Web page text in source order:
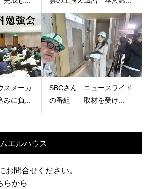
スメーカ
に負...
SBCさん ニュースワイド
の番組 取材を受け...
エルハウス
お問合せください。
らから